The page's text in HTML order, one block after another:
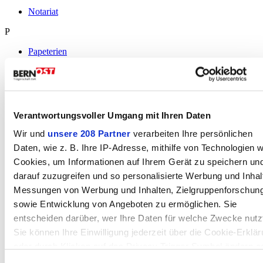
Verantwortungsvoller Umgang mit Ihren Daten
Wir und unsere 208 Partner verarbeiten Ihre persönlichen
Daten, wie z. B. Ihre IP-Adresse, mithilfe von Technologien
Cookies, um Informationen auf Ihrem Gerät zu speichern
darauf zuzugreifen und so personalisierte Werbung und
Messungen von Werbung und Inhalten,
sowie Entwicklung von Angeboten zu ermöglichen. Sie
entscheiden darüber, wer Ihre Daten für welche Zwecke
Sie können Ihre Einwilligung jederzeit über die Cookie-
Notariat
P
Papeterien
Pediküre / Podologie
Pflanzen
Pflegeheime
Pulverbeschichtungen
Radio
Reinigungen
Reinigungsgeräte
Reisen
Sanitär
Schlossereien